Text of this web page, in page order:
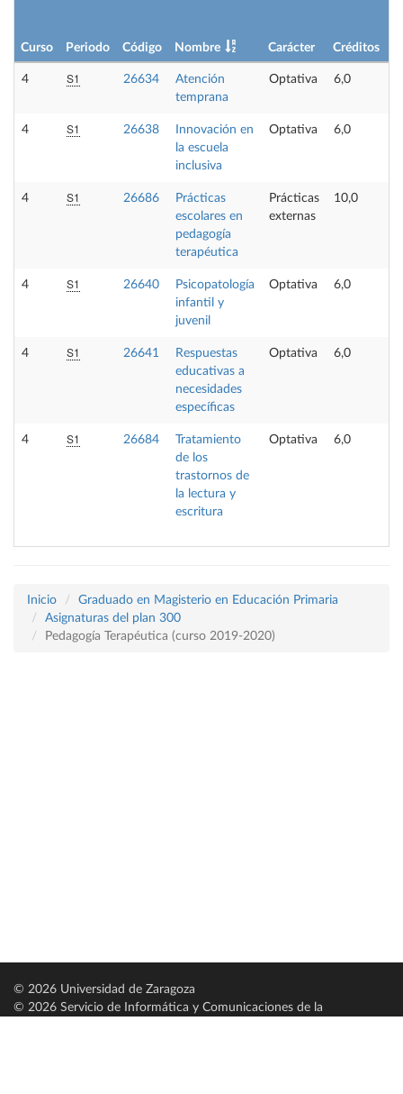
Curso Periodo Código Nombre Carácter Créditos
4 S1 26634
Atención
temprana
Optativa 6,0
4 S1 26638
Innovación en
la escuela
inclusiva
Optativa 6,0
4 S1 26686
Prácticas
escolares en
pedagogía
terapéutica
Prácticas
externas
10,0
4 S1 26640
Psicopatología
infantil y
juvenil
Optativa 6,0
4 S1 26641
Respuestas
educativas a
necesidades
específicas
Optativa 6,0
4 S1 26684
Tratamiento
de los
trastornos de
la lectura y
escritura
Optativa 6,0
Inicio
Graduado en Magisterio en Educación Primaria
Asignaturas del plan 300
Pedagogía Terapéutica (curso 2019-2020)
© 2026 Universidad de Zaragoza
© 2026 Servicio de Informática y Comunicaciones de la